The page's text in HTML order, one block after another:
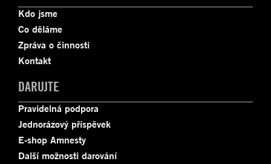
Kdo jsme
Co děláme
Zpráva o činnosti
Kontakt
DARUJTE
Pravidelná podpora
Jednorázový příspěvek
E-shop Amnesty
Další možnosti darování